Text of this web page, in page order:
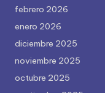
febrero 2026
enero 2026
diciembre 2025
noviembre 2025
octubre 2025